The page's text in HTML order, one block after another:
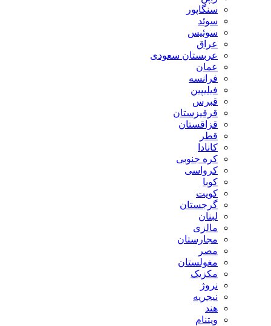
سنگاپور
سوئد
سوئیس
عراق
عربستان سعودی
عمان
فرانسه
فیلیپین
قبرس
قرقیزستان
قزاقستان
قطر
کانادا
کره جنوبی
کرواسی
کوبا
کویت
گرجستان
لبنان
مالزی
مجارستان
مصر
مغولستان
مکزیک
نروژ
نیجریه
هند
ویتنام